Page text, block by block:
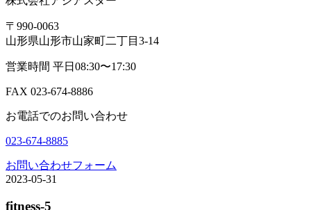
〒990-0063
山形県山形市山家町二丁目3-14
営業時間 平日08:30〜17:30
FAX 023-674-8886
お電話でのお問い合わせ
023-674-8885
お問い合わせフォーム
2023-05-31
fitness-5